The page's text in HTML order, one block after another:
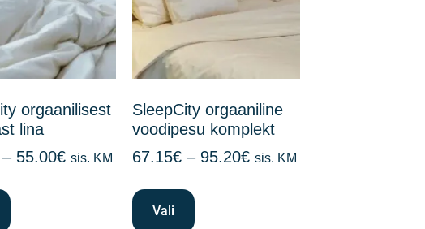
orgaanilisest
lina
– 55.00€ sis. KM
SleepCity orgaaniline
voodipesu komplekt
67.15€ – 95.20€ sis. KM
Vali